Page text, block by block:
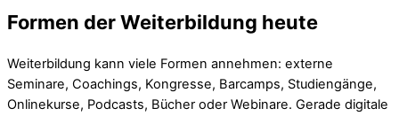
Formen der Weiterbildung heute
Weiterbildung kann viele Formen annehmen: externe
Seminare, Coachings, Kongresse, Barcamps, Studiengänge,
Onlinekurse, Podcasts, Bücher oder Webinare. Gerade digitale